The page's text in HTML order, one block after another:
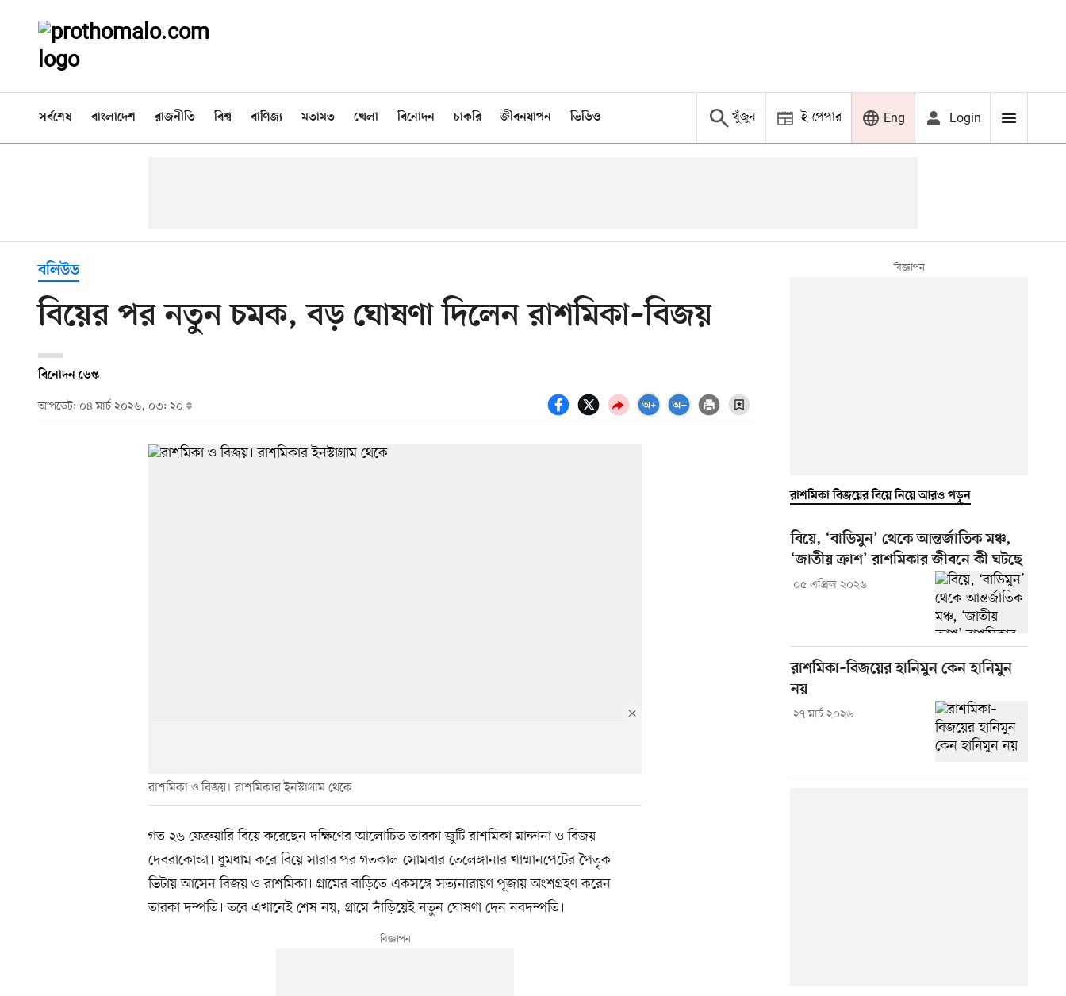
সর্বশেষ বাংলাদেশ রাজনীতি বিশ্ব বাণিজ্য মতামত খেলা বিনোদন চাকরি জীবনযাপন ভিডিও খুঁজুন ই-পেপার Eng Login
বলিউড
বিয়ের পর নতুন চমক, বড় ঘোষণা দিলেন রাশমিকা–বিজয়
বিনোদন ডেস্ক
আপডেট: ০৪ মার্চ ২০২৬, ০৩: ২০
রাশমিকা ও বিজয়। রাশমিকার ইনস্টাগ্রাম থেকে
গত ২৬ ফেব্রুয়ারি বিয়ে করেছেন দক্ষিণের আলোচিত তারকা জুটি রাশমিকা মান্দানা ও বিজয়
দেবরাকোন্ডা। ধুমধাম করে বিয়ে সারার পর গতকাল সোমবার তেলেঙ্গানার খাম্মানপেটের পৈতৃক
ভিটায় আসেন বিজয় ও রাশমিকা। গ্রামের বাড়িতে একসঙ্গে সত্যনারায়ণ পূজায় অংশগ্রহণ করেন
তারকা দম্পতি। তবে এখানেই শেষ নয়, গ্রামে দাঁড়িয়েই নতুন ঘোষণা দেন নবদম্পতি।
রাশমিকা বিজয়ের বিয়ে নিয়ে আরও পড়ুন
বিয়ে, ‘বাডিমুন’ থেকে আন্তর্জাতিক মঞ্চ,
‘জাতীয় ক্রাশ’ রাশমিকার জীবনে কী ঘটছে
০৫ এপ্রিল ২০২৬
রাশমিকা–বিজয়ের হানিমুন কেন হানিমুন
নয়
২৭ মার্চ ২০২৬